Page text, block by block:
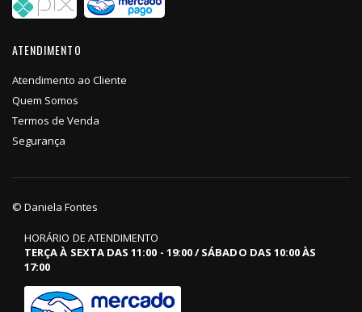
ATENDIMENTO
Atendimento ao Cliente
Quem Somos
Termos de Venda
Segurança
© Daniela Fontes
HORÁRIO DE ATENDIMENTO
TERÇA À SEXTA DAS 11:00 - 19:00 / SÁBADO DAS 10:00 ÀS
17:00